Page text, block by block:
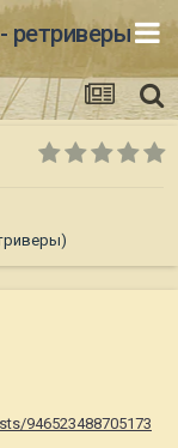
ретриверы
946523488705173